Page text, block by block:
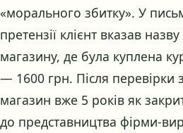
«морального збитку». У
претензії клієнт вказав
магазину, де була куплена
— 1600 грн. Після перевірки
магазин вже 5 років як
до представництва фірми-